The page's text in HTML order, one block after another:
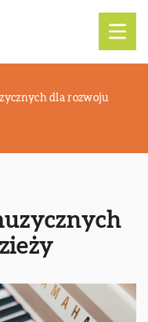
dla rozwoju